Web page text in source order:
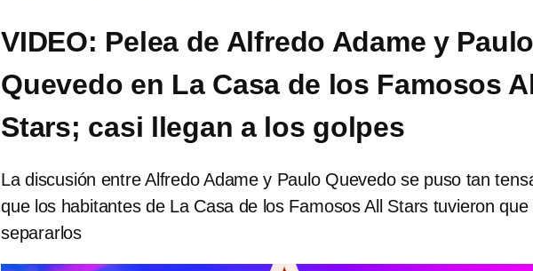
VIDEO: Pelea de Alfredo Adame y
Quevedo en La Casa de los Famosos
Stars; casi llegan a los golpes
La discusión entre Alfredo Adame y Paulo Quevedo se puso tan
que los habitantes de La Casa de los Famosos All Stars tuvieron que
separarlos